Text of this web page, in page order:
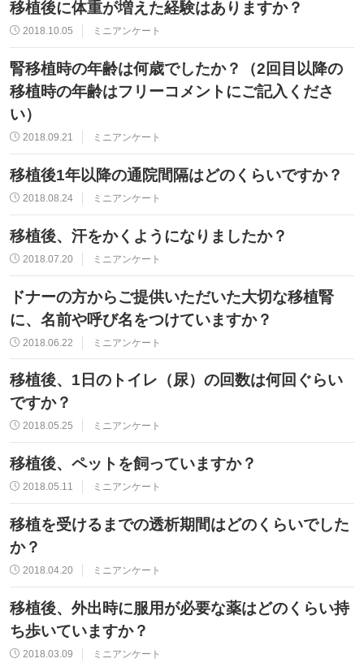
移植後に体重が増えた経験はありますか？
2018.10.05 ミニアンケート
腎移植時の年齢は何歳でしたか？（2回目以降の
移植時の年齢はフリーコメントにご記入くださ
い）
2018.09.21 ミニアンケート
移植後1年以降の通院間隔はどのくらいですか？
2018.08.24 ミニアンケート
移植後、汗をかくようになりましたか？
2018.07.20 ミニアンケート
ドナーの方からご提供いただいた大切な移植腎
に、名前や呼び名をつけていますか？
2018.06.22 ミニアンケート
移植後、1日のトイレ（尿）の回数は何回ぐらい
ですか？
2018.05.25 ミニアンケート
移植後、ペットを飼っていますか？
2018.05.11 ミニアンケート
移植を受けるまでの透析期間はどのくらいでした
か？
2018.04.20 ミニアンケート
移植後、外出時に服用が必要な薬はどのくらい持
ち歩いていますか？
2018.03.09 ミニアンケート